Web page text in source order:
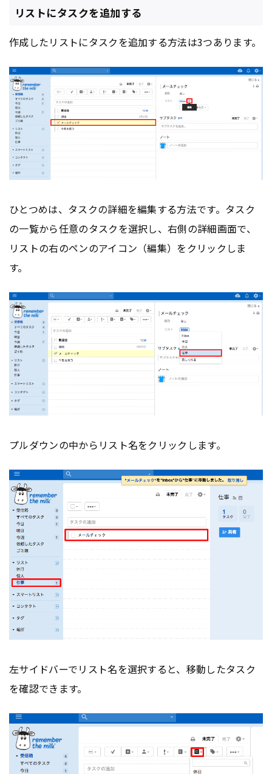
リストにタスクを追加する
作成したリストにタスクを追加する方法は3つあります。
ひとつめは、タスクの詳細を編集する方法です。タスク
の一覧から任意のタスクを選択し、右側の詳細画面で、
リストの右のペンのアイコン（編集）をクリックしま
す。
プルダウンの中からリスト名をクリックします。
左サイドバーでリスト名を選択すると、移動したタスク
を確認できます。